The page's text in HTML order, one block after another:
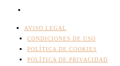
AVISO LEGAL
CONDICIONES DE USO
POLÍTICA DE COOKIES
POLÍTICA DE PRIVACIDAD